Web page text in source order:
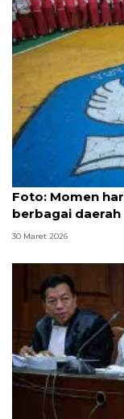
Foto: Momen
berbagai daerah
30 Maret 2026